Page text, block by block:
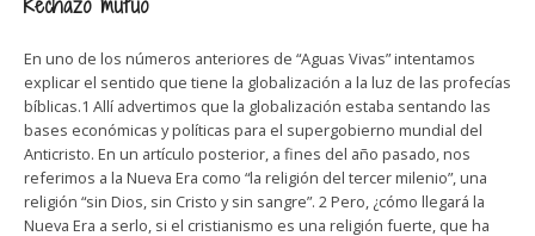
En uno de los números anteriores de “Aguas Vivas” intentamos
explicar el sentido que tiene la globalización a la luz de las profecías
bíblicas.1 Allí advertimos que la globalización estaba sentando las
bases económicas y políticas para el supergobierno mundial del
Anticristo. En un artículo posterior, a fines del año pasado, nos
referimos a la Nueva Era como “la religión del tercer milenio”, una
religión “sin Dios, sin Cristo y sin sangre”. 2 Pero, ¿cómo llegará la
Nueva Era a serlo, si el cristianismo es una religión fuerte, que ha